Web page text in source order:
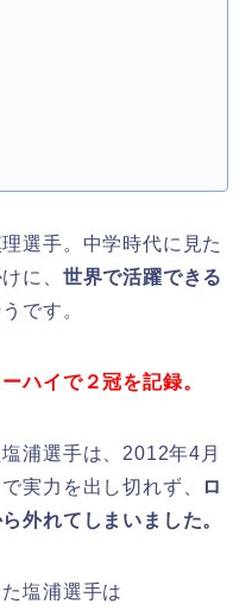
選手。中学時代に見た
に、 世界で活躍できる
です。
ハイで２冠を記録。
浦選手は、2012年4月
実力を出し切れず、
ロ
外れてしまいました。
塩浦選手は